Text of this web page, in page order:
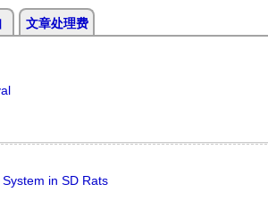
文章处理费
in SD Rats